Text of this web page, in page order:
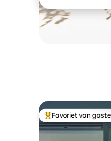
Topfavoriet van
Favoriet van